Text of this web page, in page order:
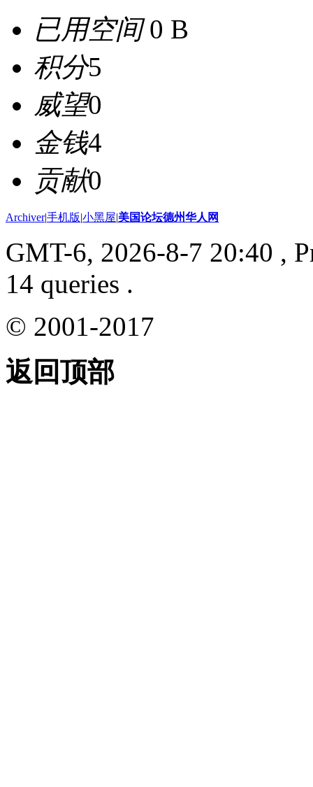
已用空间0 B
积分5
威望0
金钱4
贡献0
Archiver|手机版|小黑屋|美国论坛德州华人网
GMT-6, 2026-8-7 20:40 ,
14 queries .
© 2001-2017
返回顶部